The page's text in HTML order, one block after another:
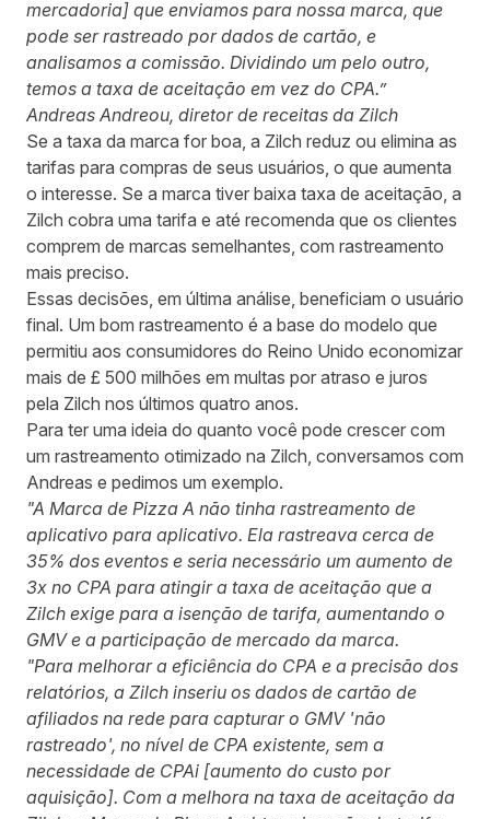
mercadoria] que enviamos para nossa marca, que
pode ser rastreado por dados de cartão, e
analisamos a comissão. Dividindo um pelo outro,
temos a taxa de aceitação em vez do CPA.”
Andreas Andreou, diretor de receitas da Zilch
Se a taxa da marca for boa, a Zilch reduz ou elimina as
tarifas para compras de seus usuários, o que aumenta
o interesse. Se a marca tiver baixa taxa de aceitação, a
Zilch cobra uma tarifa e até recomenda que os clientes
comprem de marcas semelhantes, com rastreamento
mais preciso.
Essas decisões, em última análise, beneficiam o usuário
final. Um bom rastreamento é a base do modelo que
permitiu aos consumidores do Reino Unido economizar
mais de £ 500 milhões em multas por atraso e juros
pela Zilch nos últimos quatro anos.
Para ter uma ideia do quanto você pode crescer com
um rastreamento otimizado na Zilch, conversamos com
Andreas e pedimos um exemplo.
"A Marca de Pizza A não tinha rastreamento de
aplicativo para aplicativo. Ela rastreava cerca de
35% dos eventos e seria necessário um aumento de
3x no CPA para atingir a taxa de aceitação que a
Zilch exige para a isenção de tarifa, aumentando o
GMV e a participação de mercado da marca.
"Para melhorar a eficiência do CPA e a precisão dos
relatórios, a Zilch inseriu os dados de cartão de
afiliados na rede para capturar o GMV 'não
rastreado', no nível de CPA existente, sem a
necessidade de CPAi [aumento do custo por
aquisição]. Com a melhora na taxa de aceitação da